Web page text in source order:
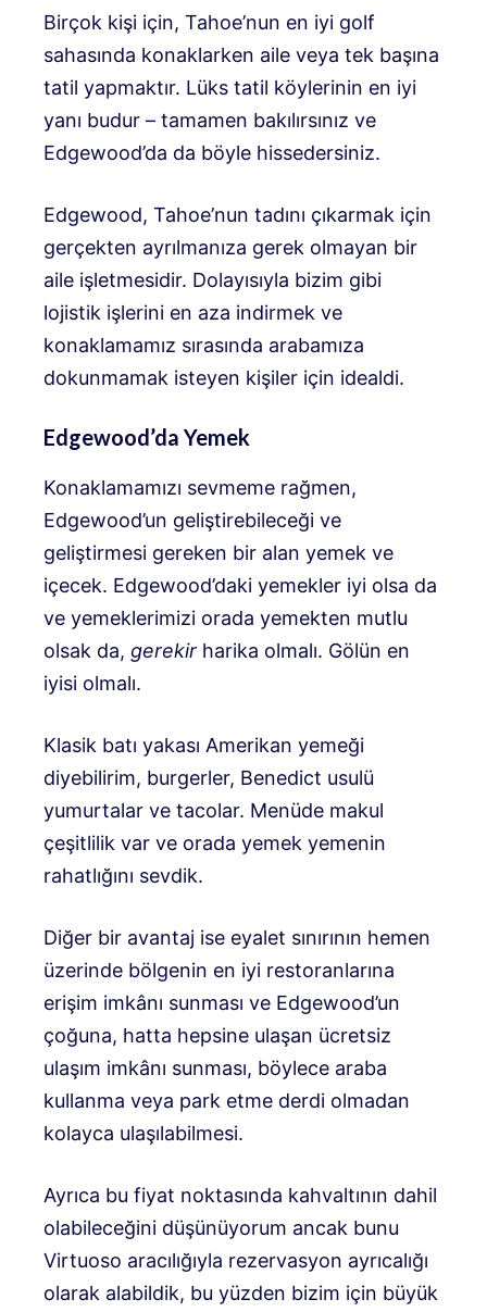
Birçok kişi için, Tahoe’nun en iyi golf
sahasında konaklarken aile veya tek başına
tatil yapmaktır. Lüks tatil köylerinin en iyi
yanı budur – tamamen bakılırsınız ve
Edgewood’da da böyle hissedersiniz.
Edgewood, Tahoe’nun tadını çıkarmak için
gerçekten ayrılmanıza gerek olmayan bir
aile işletmesidir. Dolayısıyla bizim gibi
lojistik işlerini en aza indirmek ve
konaklamamız sırasında arabamıza
dokunmamak isteyen kişiler için idealdi.
Edgewood’da Yemek
Konaklamamızı sevmeme rağmen,
Edgewood’un geliştirebileceği ve
geliştirmesi gereken bir alan yemek ve
içecek. Edgewood’daki yemekler iyi olsa da
ve yemeklerimizi orada yemekten mutlu
olsak da, gerekir harika olmalı. Gölün en
iyisi olmalı.
Klasik batı yakası Amerikan yemeği
diyebilirim, burgerler, Benedict usulü
yumurtalar ve tacolar. Menüde makul
çeşitlilik var ve orada yemek yemenin
rahatlığını sevdik.
Diğer bir avantaj ise eyalet sınırının hemen
üzerinde bölgenin en iyi restoranlarına
erişim imkânı sunması ve Edgewood’un
çoğuna, hatta hepsine ulaşan ücretsiz
ulaşım imkânı sunması, böylece araba
kullanma veya park etme derdi olmadan
kolayca ulaşılabilmesi.
Ayrıca bu fiyat noktasında kahvaltının dahil
olabileceğini düşünüyorum ancak bunu
Virtuoso aracılığıyla rezervasyon ayrıcalığı
olarak alabildik, bu yüzden bizim için büyük